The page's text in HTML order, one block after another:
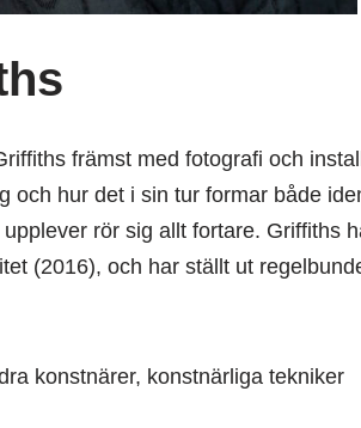
främst med fotografi och
och hur det i sin tur formar både
rör sig allt fortare. Griffiths
(2016), och har ställt ut
konstnärer, konstnärliga tekniker